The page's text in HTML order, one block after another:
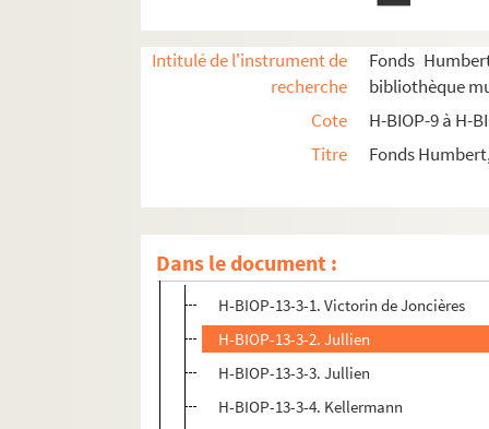
Intitulé de l'instrument de
recherche
Fonds
bibliothèque
Cote
H-BIOP-9 à H-
Titre
Fonds
Dans le document :
H-BIOP-10. Portraits des personnages lettrés
H-BIOP-11. Portraits des personnages de
H-BIOP-12. Portraits d'artistes : arts,
H-BIOP-13. Portraits de musiciens
H-BIOP-13-2. Musiciens dont le nom
H-BIOP-13-3. Musiciens dont le nom
H-BIOP-13-3-1. Victorin de Joncières
H-BIOP-13-3-2. Jullien
H-BIOP-13-3-3. Jullien
H-BIOP-13-3-4. Kellermann